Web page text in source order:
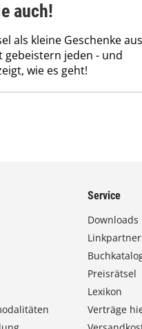
auch!
als kleine Geschenke
gebeistern jeden - und
wie es geht!
Service
Downloads
Linkpartner
Preisrätsel
Lexikon
Verträge